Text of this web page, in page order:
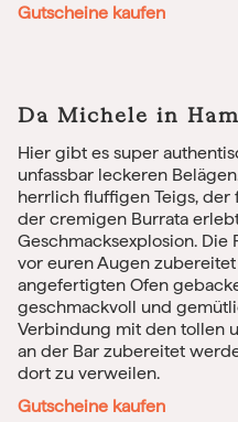
Gutscheine kaufen
Da Michele in
Hier gibt es super
unfassbar leckeren
herrlich fluffigen Teigs, der
der cremigen Burrata
Geschmacksexplosion.
vor euren Augen
angefertigten Ofen
geschmackvoll und
Verbindung mit den tollen
an der Bar zubereitet
dort zu verweilen.
Gutscheine kaufen